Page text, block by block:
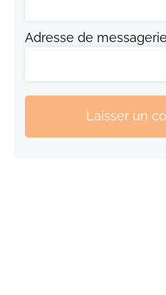
Adresse de messagerie
Laisser un